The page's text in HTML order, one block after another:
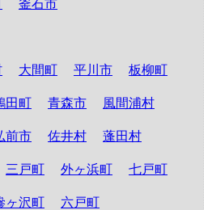
釜石市
大間町 平川市 板柳町
田町 青森市 風間浦村
前市 佐井村 蓬田村
三戸町 外ヶ浜町 七戸町
ヶ沢町 六戸町